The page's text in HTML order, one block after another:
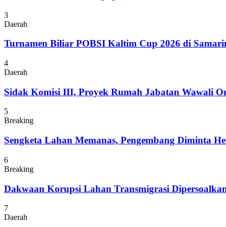
3
Daerah
Turnamen Biliar POBSI Kaltim Cup 2026 di
4
Daerah
Sidak Komisi III, Proyek Rumah Jabatan Wawali
5
Breaking
Sengketa Lahan Memanas, Pengembang Diminta
6
Breaking
Dakwaan Korupsi Lahan Transmigrasi
7
Daerah